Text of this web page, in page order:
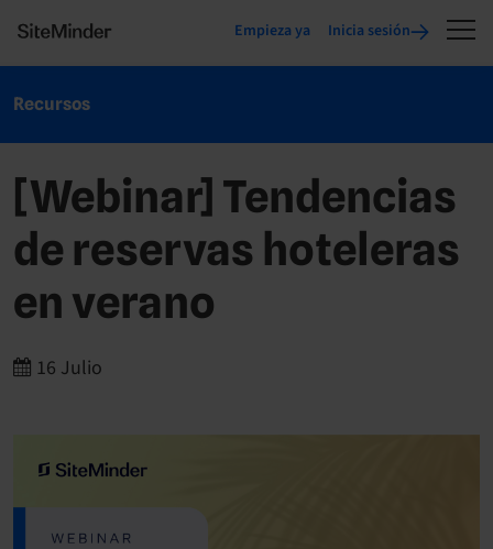
Empieza ya Inicia sesión
Recursos
[Webinar] Tendencias
de reservas hoteleras
en verano
16 Julio